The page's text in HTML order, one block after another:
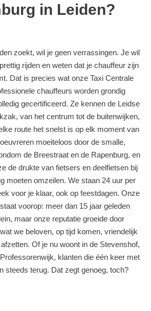
in Leiden?
zoekt, wil je geen verrassingen. Je wil
rijden en weten dat je chauffeur zijn
Dat is precies wat onze Taxi Centrale
chauffeurs worden grondig
gecertificeerd. Ze kennen de Leidse
van het centrum tot de buitenwijken,
route het snelst is op elk moment van
moeiteloos door de smalle,
de Breestraat en de Rapenburg, en
de drukte van fietsers en deelfietsen bij
moeten omzeilen. We staan 24 uur per
voor je klaar, ook op feestdagen. Onze
voorop: meer dan 15 jaar geleden
maar onze reputatie groeide door
we beloven, op tijd komen, vriendelijk
Of je nu woont in de Stevenshof,
klanten die één keer met
steeds terug. Dat zegt genoeg, toch?